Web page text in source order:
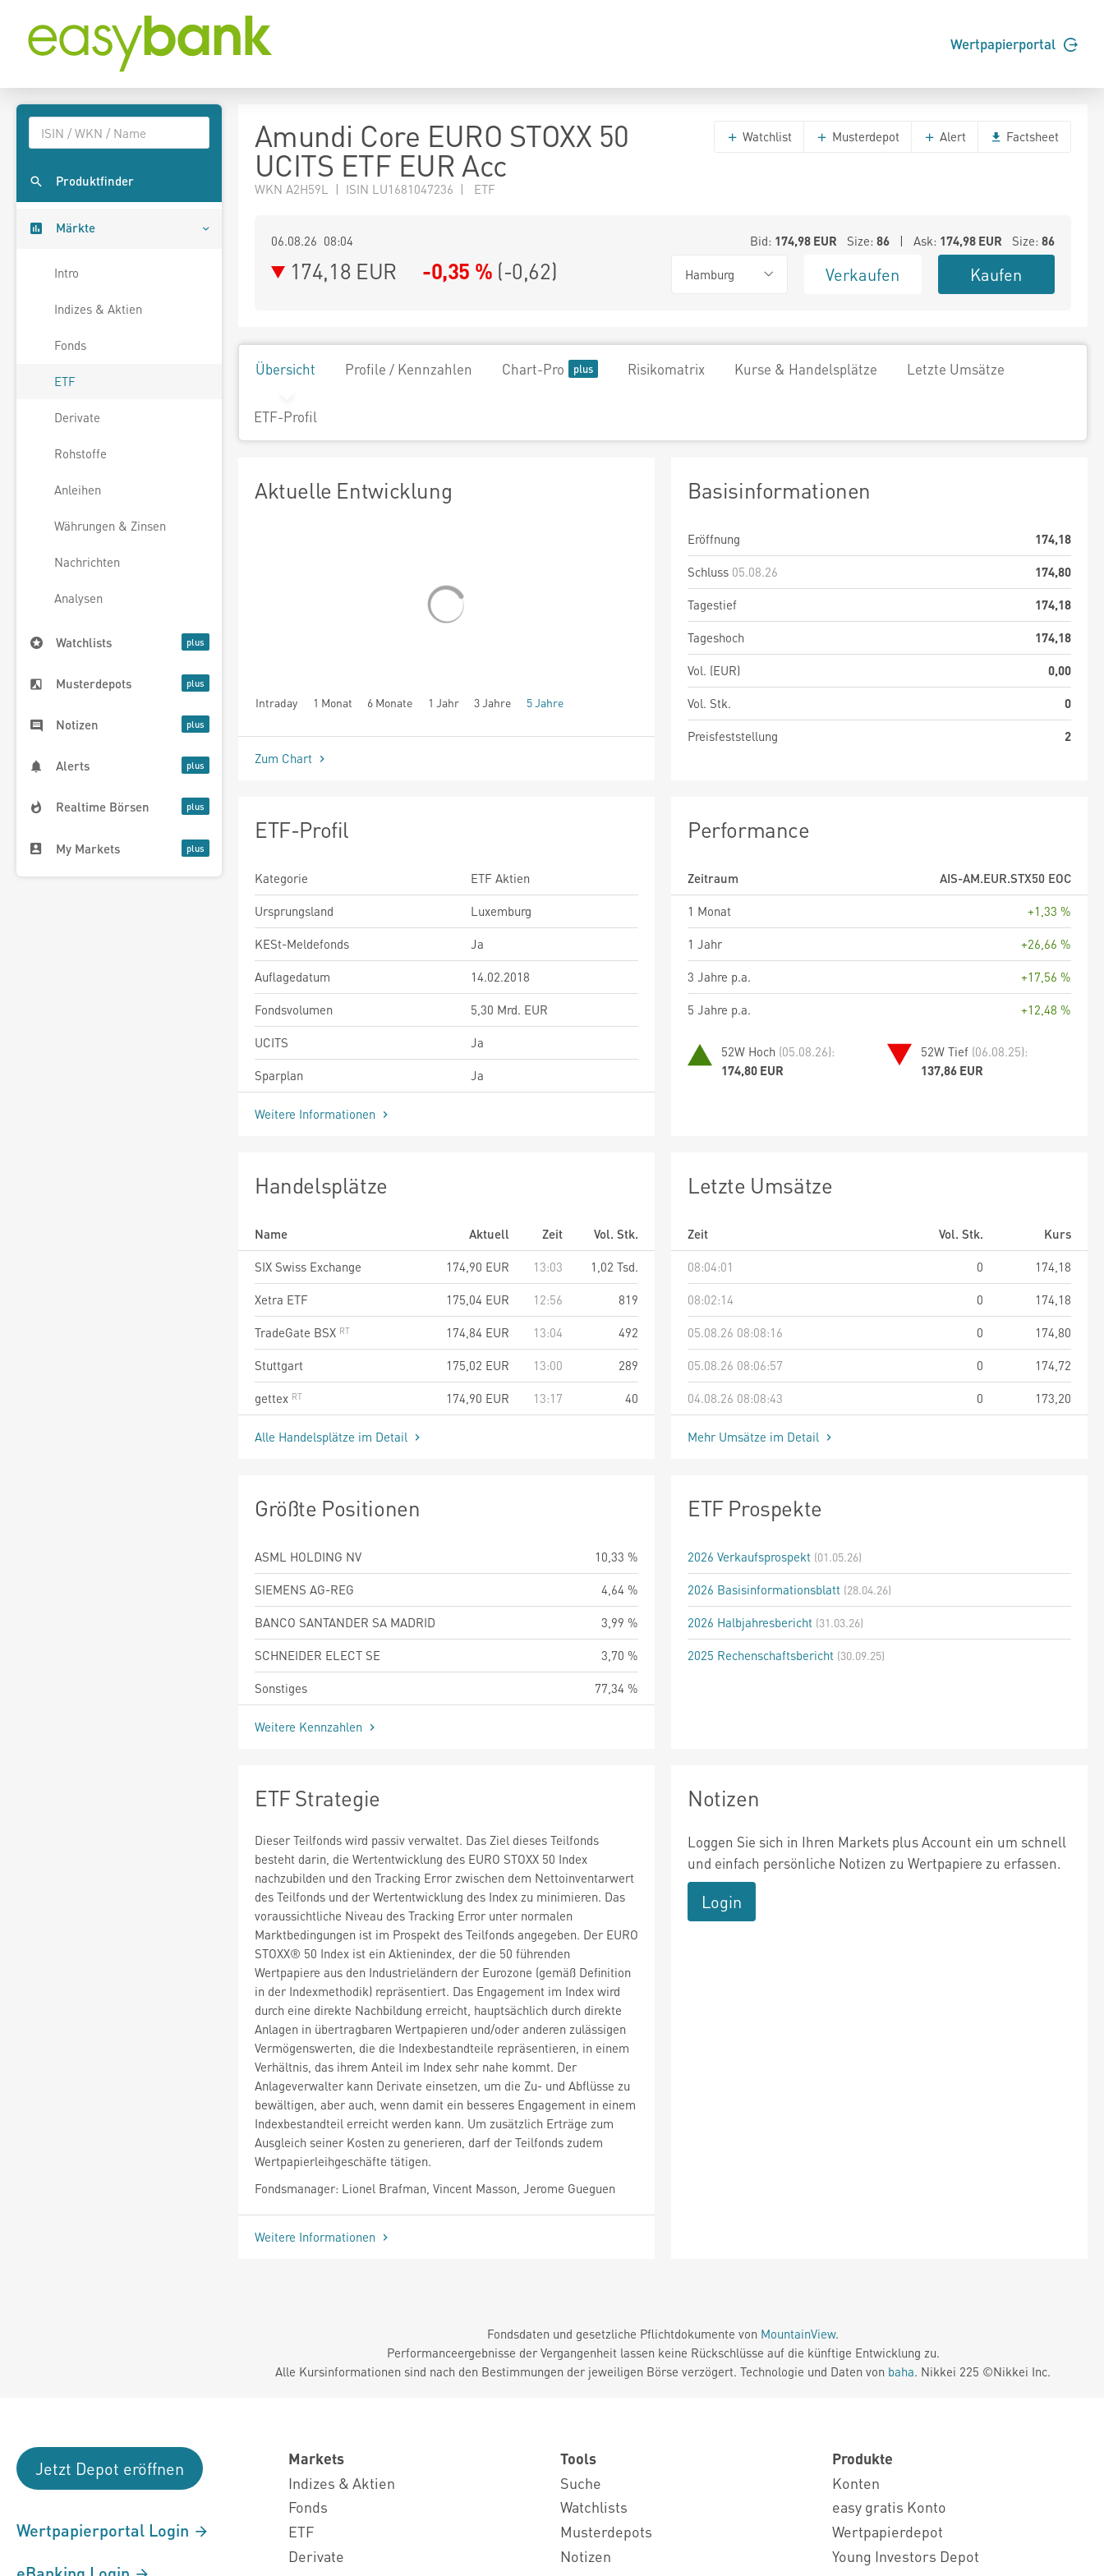
Wertpapierportal
Produktfinder
Märkte
Intro
Indizes & Aktien
Fonds
ETF
Derivate
Rohstoffe
Anleihen
Währungen & Zinsen
Nachrichten
Analysen
Watchlists
Musterdepots
Notizen
Alerts
Realtime Börsen
My Markets
Amundi Core EURO STOXX 50
UCITS ETF EUR Acc
WKN A2H59L | ISIN LU1681047236 | ETF
Watchlist Musterdepot Alert Factsheet
06.08.26 08:04 Bid: 174,98EUR Size: 86| Ask: 174,98EUR Size: 86
174,18 EUR -0,35 % (-0,62) Hamburg Verkaufen Kaufen
Übersicht Profile / Kennzahlen Chart-Pro Risikomatrix Kurse & Handelsplätze Letzte Umsätze
ETF-Profil
Aktuelle Entwicklung
Intraday 1 Monat 6 Monate 1 Jahr 3 Jahre 5 Jahre
seit Beginn
Zum Chart
Basisinformationen
Eröffnung
174,18
Schluss 05.08.26
174,80
Tagestief
174,18
Tageshoch
174,18
Vol. (EUR)
0,00
Vol. Stk.
0
Preisfeststellung
2
ETF-Profil
Kategorie
ETF Aktien
Ursprungsland
Luxemburg
KESt-Meldefonds
Ja
Auflagedatum
14.02.2018
Fondsvolumen
5,30 Mrd. EUR
UCITS
Ja
Sparplan
Ja
Weitere Informationen
Performance
Zeitraum
AIS-AM.EUR.STX50 EOC
1 Monat
+1,33 %
1 Jahr
+26,66 %
3 Jahre p.a.
+17,56 %
5 Jahre p.a.
+12,48 %
52W Hoch (05.08.26):
174,80 EUR
52W Tief (06.08.25):
137,86 EUR
Handelsplätze
Name Aktuell Zeit
Vol. Stk.
SIX Swiss Exchange
174,90 EUR 13:03
1,02 Tsd.
Xetra ETF
175,04 EUR 12:56
819
TradeGate BSX
174,84 EUR 13:04
492
Stuttgart
175,02 EUR 13:00
289
gettex
174,90 EUR 13:17 40
Alle Handelsplätze im Detail
Letzte Umsätze
Zeit Vol. Stk.
Kurs
08:04:01
0
174,18
08:02:14
0
174,18
05.08.26 08:08:16
0
174,80
05.08.26 08:06:57
0
174,72
04.08.26 08:08:43
0 173,20
Mehr Umsätze im Detail
Größte Positionen
ASML HOLDING NV
10,33 %
SIEMENS AG-REG
4,64 %
BANCO SANTANDER SA MADRID
3,99 %
SCHNEIDER ELECT SE
3,70 %
Sonstiges
77,34 %
Weitere Kennzahlen
ETF Prospekte
2026 Verkaufsprospekt (01.05.26)
2026 Basisinformationsblatt (28.04.26)
2026 Halbjahresbericht (31.03.26)
2025 Rechenschaftsbericht (30.09.25)
ETF Strategie
Dieser Teilfonds wird passiv verwaltet. Das Ziel dieses Teilfonds
besteht darin, die Wertentwicklung des EURO STOXX 50 Index
nachzubilden und den Tracking Error zwischen dem Nettoinventarwert
des Teilfonds und der Wertentwicklung des Index zu minimieren. Das
voraussichtliche Niveau des Tracking Error unter normalen
Marktbedingungen ist im Prospekt des Teilfonds angegeben. Der EURO
STOXX® 50 Index ist ein Aktienindex, der die 50 führenden
Wertpapiere aus den Industrieländern der Eurozone (gemäß Definition
in der Indexmethodik) repräsentiert. Das Engagement im Index wird
durch eine direkte Nachbildung erreicht, hauptsächlich durch direkte
Anlagen in übertragbaren Wertpapieren und/oder anderen zulässigen
Vermögenswerten, die die Indexbestandteile repräsentieren, in einem
Verhältnis, das ihrem Anteil im Index sehr nahe kommt. Der
Anlageverwalter kann Derivate einsetzen, um die Zu- und Abflüsse zu
bewältigen, aber auch, wenn damit ein besseres Engagement in einem
Indexbestandteil erreicht werden kann. Um zusätzlich Erträge zum
Ausgleich seiner Kosten zu generieren, darf der Teilfonds zudem
Wertpapierleihgeschäfte tätigen.
Fondsmanager: Lionel Brafman, Vincent Masson, Jerome Gueguen
Weitere Informationen
Notizen
Loggen Sie sich in Ihren Markets plus Account ein um schnell
und einfach persönliche Notizen zu Wertpapiere zu erfassen.
Login
Fondsdaten und gesetzliche Pflichtdokumente von MountainView.
Performanceergebnisse der Vergangenheit lassen keine Rückschlüsse auf die künftige Entwicklung zu.
Alle Kursinformationen sind nach den Bestimmungen der jeweiligen Börse verzögert. Technologie und Daten von baha. Nikkei 225 ©Nikkei Inc.
Jetzt Depot eröffnen
Wertpapierportal Login
Markets
Indizes & Aktien
Fonds
ETF
Derivate
Tools
Suche
Watchlists
Musterdepots
Notizen
Produkte
Konten
easy gratis Konto
Wertpapierdepot
Young Investors Depot